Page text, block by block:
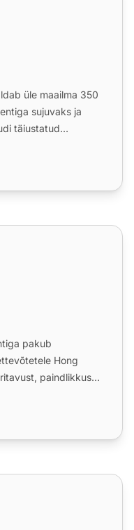
üle maailma 350
sujuvaks ja
täiustatud
pakub
Hong
paindlikkust